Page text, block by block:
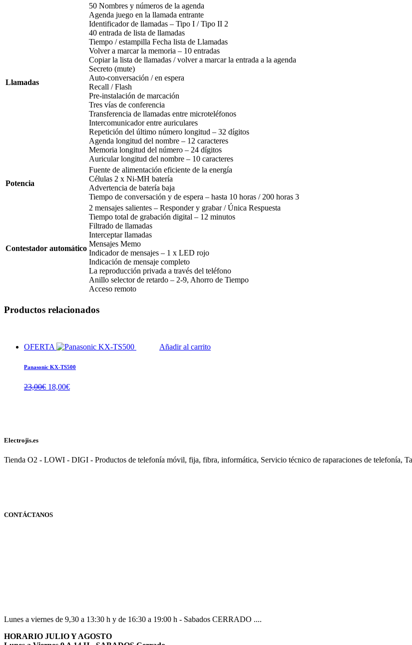
Llamadas
50 Nombres y números de la agenda
Agenda juego en la llamada entrante
Identificador de llamadas – Tipo I / Tipo II 2
40 entrada de lista de llamadas
Tiempo / estampilla Fecha lista de Llamadas
Volver a marcar la memoria – 10 entradas
Copiar la lista de llamadas / volver a marcar la entrada a la agenda
Secreto (mute)
Auto-conversación / en espera
Recall / Flash
Pre-instalación de marcación
Tres vías de conferencia
Transferencia de llamadas entre microteléfonos
Intercomunicador entre auriculares
Repetición del último número longitud – 32 dígitos
Agenda longitud del nombre – 12 caracteres
Memoria longitud del número – 24 dígitos
Auricular longitud del nombre – 10 caracteres
Potencia
Fuente de alimentación eficiente de la energía
Células 2 x Ni-MH batería
Advertencia de batería baja
Tiempo de conversación y de espera – hasta 10 horas / 200 horas 3
Contestador automático
2 mensajes salientes – Responder y grabar / Única Respuesta
Tiempo total de grabación digital – 12 minutos
Filtrado de llamadas
Interceptar llamadas
Mensajes Memo
Indicador de mensajes – 1 x LED rojo
Indicación de mensaje completo
La reproducción privada a través del teléfono
Anillo selector de retardo – 2-9, Ahorro de Tiempo
Acceso remoto
Productos relacionados
OFERTA Añadir al carrito
Panasonic KX-TS500
23,00€ El
18,00€El
Electrojis.es
Tienda O2 - LOWI - DIGI - Productos de telefonía móvil, fija, fibra, informática, Servicio técnico de raparaciones de telefonía,
CONTÁCTANOS
Lunes a viernes de 9,30 a 13:30 h y de 16:30 a 19:00 h - Sabados CERRADO ....
HORARIO JULIO Y AGOSTO